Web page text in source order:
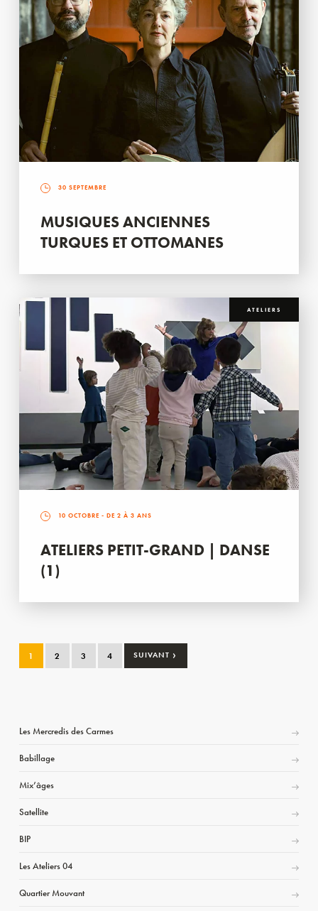
30 SEPTEMBRE
MUSIQUES ANCIENNES
TURQUES ET OTTOMANES
ATELIERS
10 OCTOBRE - DE 2 À 3 ANS
ATELIERS PETIT-GRAND | DANSE
(1)
1 2 3 4 SUIVANT ›
Les Mercredis des Carmes
Babillage
Mix’âges
Satellite
BIP
Les Ateliers 04
Quartier Mouvant